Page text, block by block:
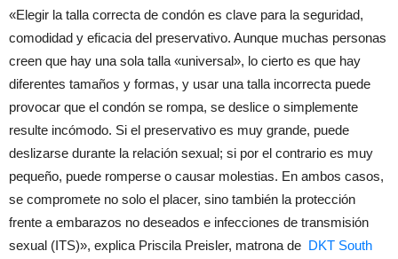
«Elegir la talla correcta de condón es clave para la seguridad,
comodidad y eficacia del preservativo. Aunque muchas personas
creen que hay una sola talla «universal», lo cierto es que hay
diferentes tamaños y formas, y usar una talla incorrecta puede
provocar que el condón se rompa, se deslice o simplemente
resulte incómodo. Si el preservativo es muy grande, puede
deslizarse durante la relación sexual; si por el contrario es muy
pequeño, puede romperse o causar molestias. En ambos casos,
se compromete no solo el placer, sino también la protección
frente a embarazos no deseados e infecciones de transmisión
sexual (ITS)», explica Priscila Preisler, matrona de DKT South